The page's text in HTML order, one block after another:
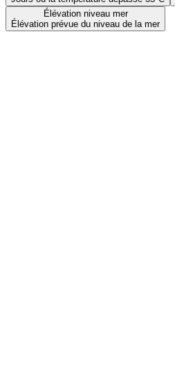
Élévation niveau mer
Élévation prévue du niveau de la mer